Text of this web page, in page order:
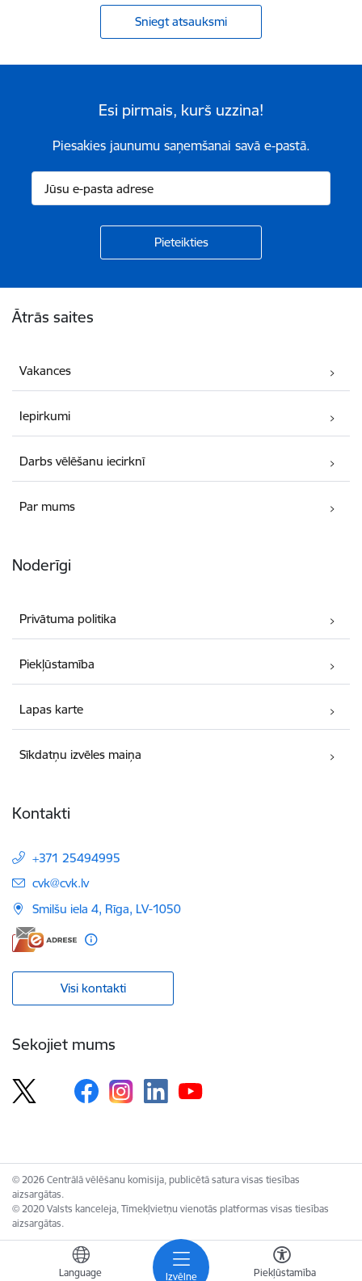
Izvēlne
Language Piekļūstamība
Sniegt atsauksmi
Esi pirmais, kurš uzzina!
Piesakies jaunumu saņemšanai savā e-pastā.
Ātrās saites
Vakances
Iepirkumi
Darbs vēlēšanu iecirknī
Par mums
Noderīgi
Privātuma politika
Piekļūstamība
Lapas karte
Sīkdatņu izvēles maiņa
Kontakti
+371 25494995
E-pasts:
cvk@cvk.lv
Smilšu iela 4, Rīga, LV-1050
Visi kontakti
Sekojiet mums
© 2026 Centrālā vēlēšanu komisija, publicētā satura visas tiesības
aizsargātas.
© 2020 Valsts kanceleja, Tīmekļvietņu vienotās platformas visas tiesības
aizsargātas.